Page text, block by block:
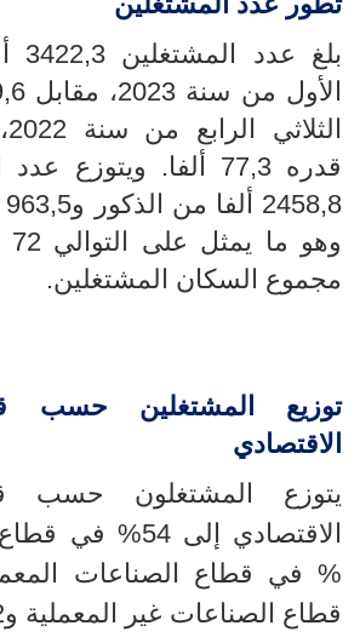
بلغ عدد المشتغلين 3422,3
الأول من سنة 2023، مقابل
قدره 77,3 ألفا.
مجموع السكان المشتغلين.
توزيع المشتغلين حسب
الاقتصادي
يتوزع المشتغلون حسب
الاقتصادي إلى 54
% في